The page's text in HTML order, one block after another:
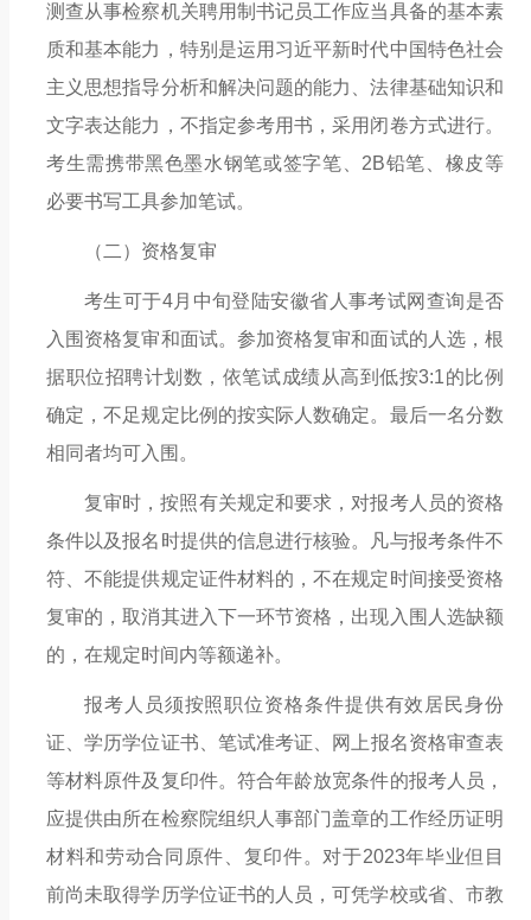
测查从事检察机关聘用制书记员工作应当具备的基本素
质和基本能力，特别是运用习近平新时代中国特色社会
主义思想指导分析和解决问题的能力、法律基础知识和
文字表达能力，不指定参考用书，采用闭卷方式进行。
考生需携带黑色墨水钢笔或签字笔、 2B铅笔、橡皮等
必要书写工具参加笔试。
（二）资格复审
考生可于4月中旬登陆安徽省人事考试网查询是否
入围资格复审和面试。参加资格复审和面试的人 选，根
据职位招聘计划数，依笔试成绩从高到低按3:1的比例
确定，不足规定比例的按实际人数确定。 最后一名分数
相同者均可入围。
复审时，按照有关规定和要求，对报考人员的资格
条件以及报名时提供的信息进行核验。凡与报考条件不
符、不能提供规定证件材料的，不在规定时间接受资格
复审的，取消其进入下一环节资格，出现入围人选缺额
的，在规定时间内等额递补。
报考人员须按照职位资格条件提供有效居民身份
证、学历学位证书、笔试准考证、网上报名资格审查表
等材料原件及复印件。符合年龄放宽条件的报考人员，
应提供由所在检察院组织人事部门盖章的工作经历证明
材料和劳动合同原件、复印件。 对于2023年毕业但目
前尚未取得学历学位证书的人员，可凭学校或省、市教